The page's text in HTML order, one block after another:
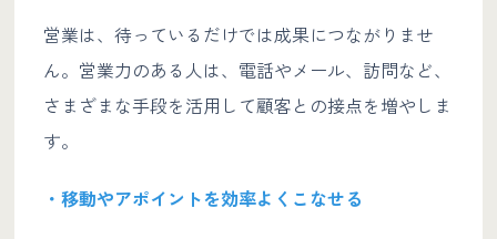
営業は、待っているだけでは成果につながりませ
ん。営業力のある人は、電話やメール、訪問など、
さまざまな手段を活用して顧客との接点を増やしま
す。
・移動やアポイントを効率よくこなせる